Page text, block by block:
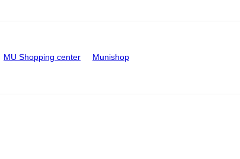
MU Shopping center Munishop